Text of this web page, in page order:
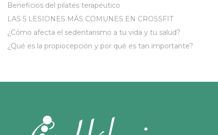
Beneficios del pilates terapéutico
LAS 5 LESIONES MÁS COMUNES EN CROSSFIT
¿Cómo afecta el sedentarismo a tu vida y tu salud?
¿Qué es la propiocepción y por qué es tan importante?